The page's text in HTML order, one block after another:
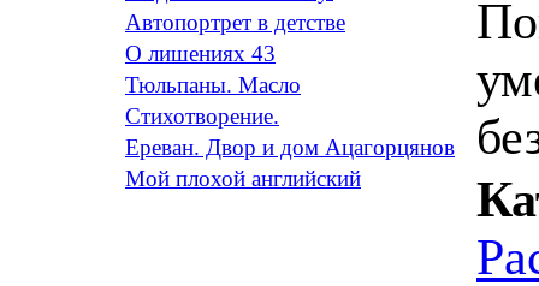
Автопортрет в детстве
О лишениях 43
Тюльпаны. Масло
Стихотворение.
Ереван. Двор и дом Ацагорцянов
Мой плохой английский